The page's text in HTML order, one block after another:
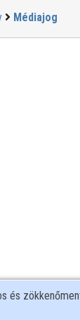
Médiajog
és